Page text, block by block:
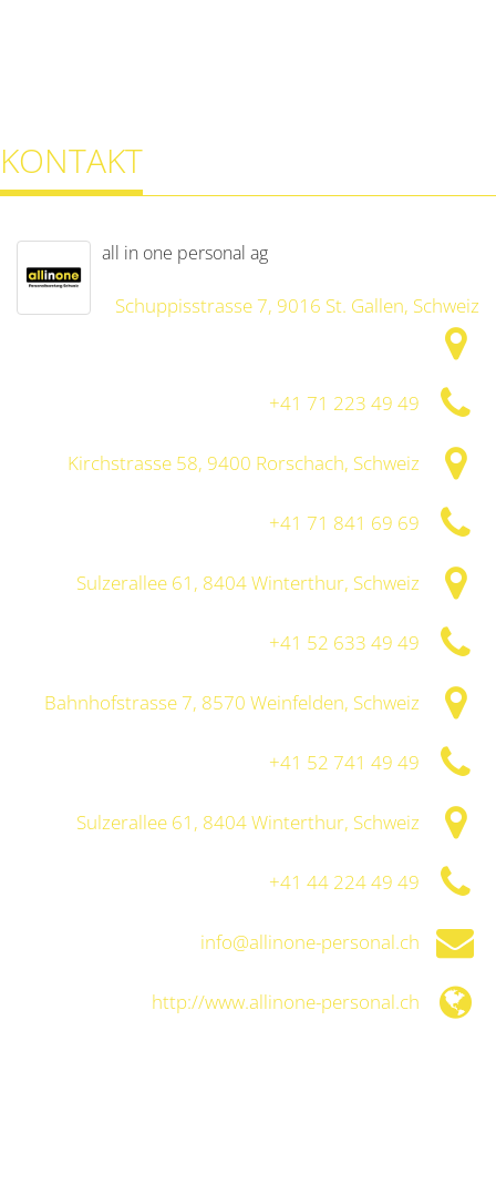
KONTAKT
all in one personal ag
Schuppisstrasse 7, 9016 St. Gallen, Schweiz
+41 71 223 49 49
Kirchstrasse 58, 9400 Rorschach, Schweiz
+41 71 841 69 69
Sulzerallee 61, 8404 Winterthur, Schweiz
+41 52 633 49 49
Bahnhofstrasse 7, 8570 Weinfelden, Schweiz
+41 52 741 49 49
Sulzerallee 61, 8404 Winterthur, Schweiz
+41 44 224 49 49
info@allinone-personal.ch
http://www.allinone-personal.ch